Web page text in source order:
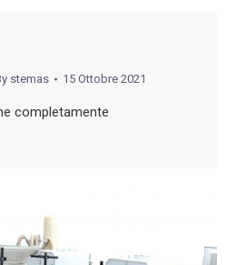
stemas 15 Ottobre 2021
completamente